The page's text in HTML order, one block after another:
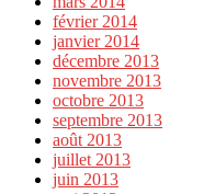
février 2014
janvier 2014
décembre 2013
novembre 2013
octobre 2013
septembre 2013
août 2013
juillet 2013
juin 2013